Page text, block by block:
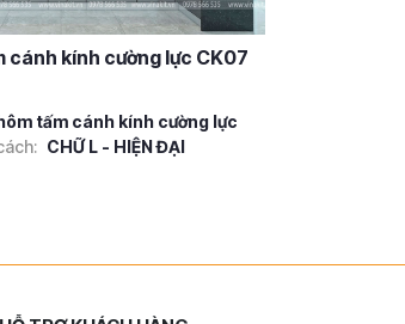
cánh kính cường lực CK07
tấm cánh kính cường lực
CHỮ L - HIỆN ĐẠI